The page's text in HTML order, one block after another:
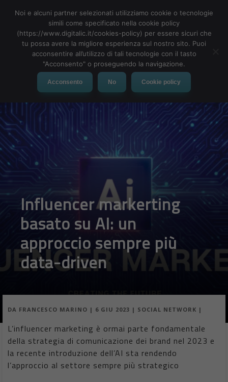
MENU
Influencer markerting
basato su AI: un
approccio sempre più
data-driven
DA FRANCESCO MARINO | 6 GIU 2023 | SOCIAL NETWORK |
L’influencer marketing è ormai parte fondamentale
della strategia di comunicazione dei brand nel 2023 e
la recente introduzione dell’AI sta rendendo
l’approccio al settore sempre più strategico
Noi e alcuni partner selezionati utilizziamo cookie o tecnologie
simili come specificato nella cookie policy
(https://www.digitalic.it/cookies-policy) per essere sicuri che
tu possa avere la migliore esperienza sul nostro sito. Puoi
acconsentire all’utilizzo di tali tecnologie con il tasto
"Acconsento" o proseguendo la navigazione.
Acconsento No Cookie policy